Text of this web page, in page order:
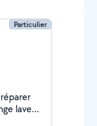
Particulier
lave